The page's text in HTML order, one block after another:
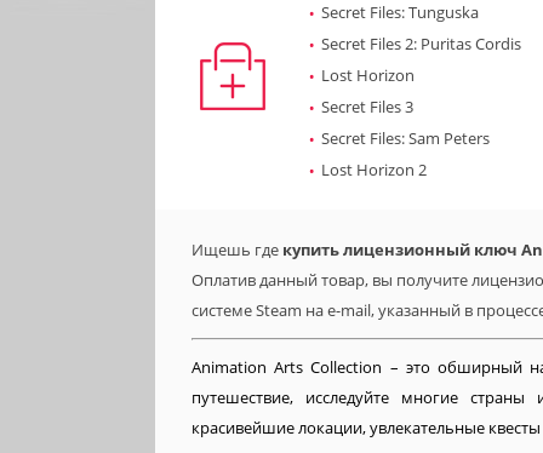
Secret Files: Tunguska
Secret Files 2: Puritas Cordis
Lost Horizon
Secret Files 3
Secret Files: Sam Peters
Lost Horizon 2
Ищешь где купить лицензионный ключ
Оплатив данный товар, вы получите
системе Steam на e-mail, указанный в
Animation Arts Collection – это обширный
путешествие, исследуйте многие
красивейшие локации, увлекательные